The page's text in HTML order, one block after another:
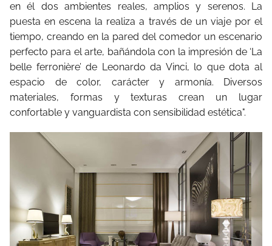
en él dos ambientes reales, amplios y serenos. La
puesta en escena la realiza a través de un viaje por el
tiempo, creando en la pared del comedor un escenario
perfecto para el arte, bañándola con la impresión de ‘La
belle ferronière’ de Leonardo da Vinci, lo que dota al
espacio de color, carácter y armonía. Diversos
materiales, formas y texturas crean un lugar
confortable y vanguardista con sensibilidad estética".